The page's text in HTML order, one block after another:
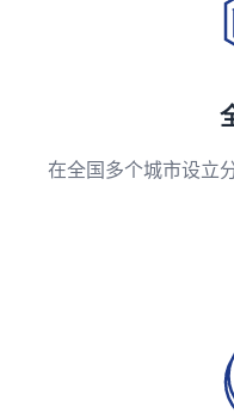
在全国多个城市设立